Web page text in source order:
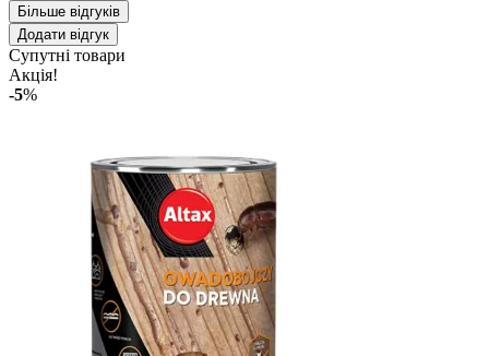
Більше відгуків
Додати відгук
Супутні товари
Акція!
-5%